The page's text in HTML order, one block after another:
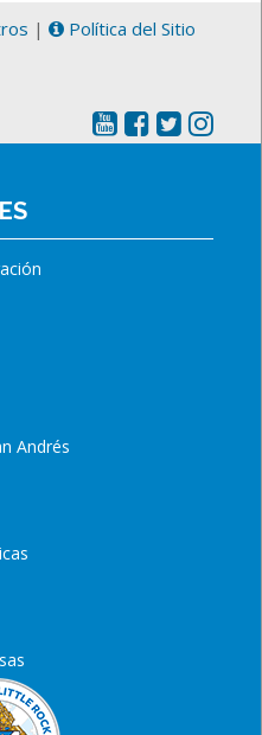
|
Política del Sitio
Andrés